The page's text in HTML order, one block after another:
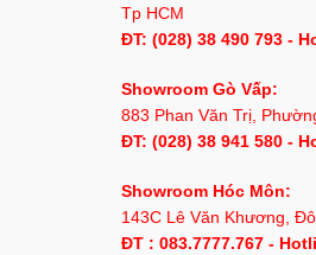
Tp HCM
ĐT: (028) 38 490 793 -
Showroom Gò Vấp:
883 Phan Văn Trị,
ĐT: (028) 38 941 580 -
Showroom Hóc Môn:
143C Lê Văn Khương,
ĐT : 083.7777.767 -